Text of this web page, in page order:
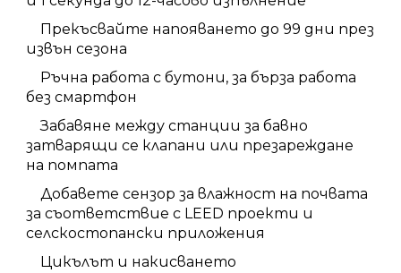
Прекъсвайте напояването до 99 дни през
извън сезона
Ръчна работа с бутони, за бърза работа
без смартфон
Забавяне между станции за бавно
затварящи се клапани или презареждане
на помпата
Добавете сензор за влажност на почвата
за съответствие с LEED проекти и
селскостопански приложения
Цикълът и накисването